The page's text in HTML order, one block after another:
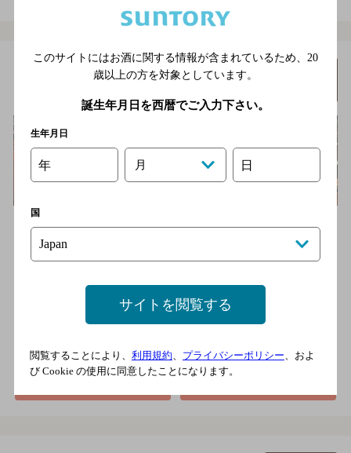
Ｂａｒ やまざき
昭和33年創業の全国でも有名な老舗のバー。老舗と聞くと敷居が
3,000円以上～5,000円未満
地図を表示
このサイトにはお酒に関する情報が含まれているため、 20
歳以上の方を対象としています。
誕生年月日を西暦でご入力下さい。
生年月日
年 月 日
国
サイトを閲覧する
閲覧することにより、 利用規約、 プライバシーポリシー、およ
び Cookie の使用に同意したことになります。